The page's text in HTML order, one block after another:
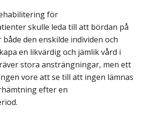
för
skulle leda till att bördan på
den enskilde individen och
en likvärdig och jämlik vård i
stora ansträngningar, men ett
vore att se till att ingen lämnas
efter en